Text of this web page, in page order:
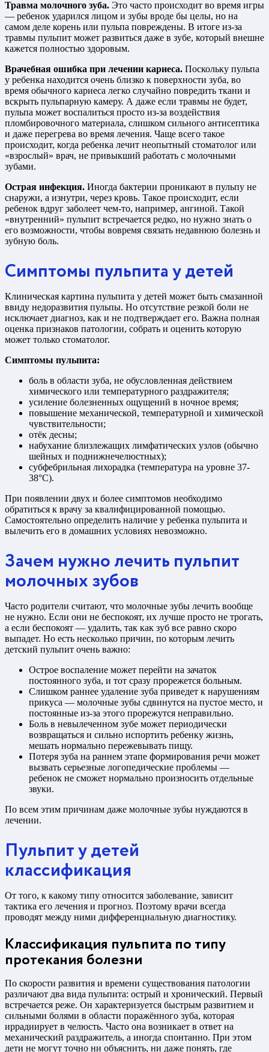
Травма молочного зуба. Это часто происходит во время игры
— ребенок ударился лицом и зубы вроде бы целы, но на
самом деле корень или пульпа повреждены. В итоге из-за
травмы пульпит может развиться даже в зубе, который внешне
кажется полностью здоровым.
Врачебная ошибка при лечении кариеса. Поскольку пульпа
у ребенка находится очень близко к поверхности зуба, во
время обычного кариеса легко случайно повредить ткани и
вскрыть пульпарную камеру. А даже если травмы не будет,
пульпа может воспалиться просто из-за воздействия
пломбировочного материала, слишком сильного антисептика
и даже перегрева во время лечения. Чаще всего такое
происходит, когда ребенка лечит неопытный стоматолог или
«взрослый» врач, не привыкший работать с молочными
зубами.
Острая инфекция. Иногда бактерии проникают в пульпу не
снаружи, а изнутри, через кровь. Такое происходит, если
ребенок вдруг заболеет чем-то, например, ангиной. Такой
«внутренний» пульпит встречается редко, но нужно знать о
его возможности, чтобы вовремя связать недавнюю болезнь и
зубную боль.
Симптомы пульпита у детей
Клиническая картина пульпита у детей может быть смазанной
ввиду недоразвития пульпы. Но отсутствие резкой боли не
исключает диагноз, как и не подтверждает его. Важна полная
оценка признаков патологии, собрать и оценить которую
может только стоматолог.
Симптомы пульпита:
боль в области зуба, не обусловленная действием
химического или температурного раздражителя;
усиление болезненных ощущений в ночное время;
повышение механической, температурной и химической
чувствительности;
отёк десны;
набухание близлежащих лимфатических узлов (обычно
шейных и поднижнечелюстных);
субфебрильная лихорадка (температура на уровне 37-
38°С).
При появлении двух и более симптомов необходимо
обратиться к врачу за квалифицированной помощью.
Самостоятельно определить наличие у ребенка пульпита и
вылечить его в домашних условиях невозможно.
Зачем нужно лечить пульпит
молочных зубов
Часто родители считают, что молочные зубы лечить вообще
не нужно. Если они не беспокоят, их лучше просто не трогать,
а если беспокоят — удалить, так как зуб все равно скоро
выпадет. Но есть несколько причин, по которым лечить
детский пульпит очень важно:
Острое воспаление может перейти на зачаток
постоянного зуба, и тот сразу прорежется больным.
Слишком раннее удаление зуба приведет к нарушениям
прикуса — молочные зубы сдвинутся на пустое место, и
постоянные из-за этого прорежутся неправильно.
Боль в невылеченном зубе может периодически
возвращаться и сильно испортить ребенку жизнь,
мешать нормально пережевывать пищу.
Потеря зуба на раннем этапе формирования речи может
вызвать серьезные логопедические проблемы —
ребенок не сможет нормально произносить отдельные
звуки.
По всем этим причинам даже молочные зубы нуждаются в
лечении.
Пульпит у детей
классификация
От того, к какому типу относится заболевание, зависит
тактика его лечения и прогноз. Поэтому врачи всегда
проводят между ними дифференциальную диагностику.
Классификация пульпита по типу
протекания болезни
По скорости развития и времени существования патологии
различают два вида пульпита: острый и хронический. Первый
встречается реже. Он характеризуется быстрым развитием и
сильными болями в области поражённого зуба, которая
иррадиирует в челюсть. Часто она возникает в ответ на
механический раздражитель, а иногда спонтанно. При этом
дети не могут точно ни объяснить, ни даже понять, где